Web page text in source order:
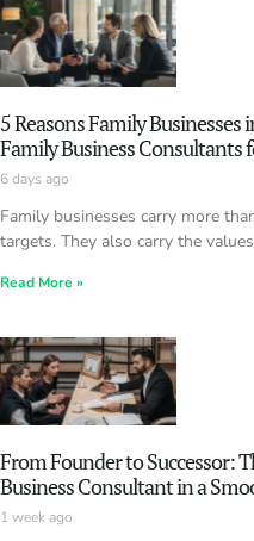
5 Reasons Family
Family Business Consultants
6 days ago
Family businesses carry more
targets. They also carry the
Read More »
From Founder to Successor:
Business Consultant in a
1 week ago